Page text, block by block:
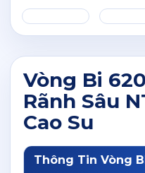
Vòng Bi
Rãnh Sâu
Cao Su
Thông Tin Vòng